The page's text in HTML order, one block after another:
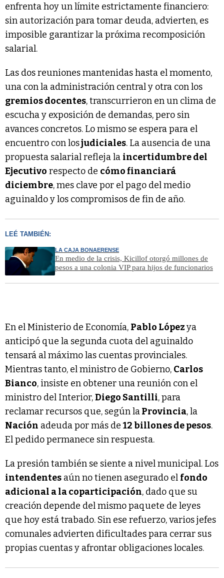
enfrenta hoy un límite estrictamente financiero:
sin autorización para tomar deuda, advierten, es
imposible garantizar la próxima recomposición
salarial.
Las dos reuniones mantenidas hasta el momento,
una con la administración central y otra con los
gremios docentes, transcurrieron en un clima de
escucha y exposición de demandas, pero sin
avances concretos. Lo mismo se espera para el
encuentro con losjudiciales. La ausencia de una
propuesta salarial refleja la incertidumbre del
Ejecutivo respecto de cómo financiará
diciembre, mes clave por el pago del medio
aguinaldo y los compromisos de fin de año.
LEÉ TAMBIÉN:
LA CAJA BONAERENSE
En medio de la crisis, Kicillof otorgó millones de
pesos a una colonia VIP para hijos de funcionarios
En el Ministerio de Economía, Pablo Lópezya
anticipó que la segunda cuota del aguinaldo
tensará al máximo las cuentas provinciales.
Mientras tanto, el ministro de Gobierno, Carlos
Bianco, insiste en obtener una reunión con el
ministro del Interior,Diego Santilli, para
reclamar recursos que, según laProvincia, la
Nación adeuda por más de12 billones de pesos.
El pedido permanece sin respuesta.
La presión también se siente a nivel municipal. Los
intendentes aún no tienen asegurado el fondo
adicional a la coparticipación, dado que su
creación depende del mismo paquete de leyes
que hoy está trabado. Sin ese refuerzo, varios jefes
comunales advierten dificultades para cerrar sus
propias cuentas y afrontar obligaciones locales.